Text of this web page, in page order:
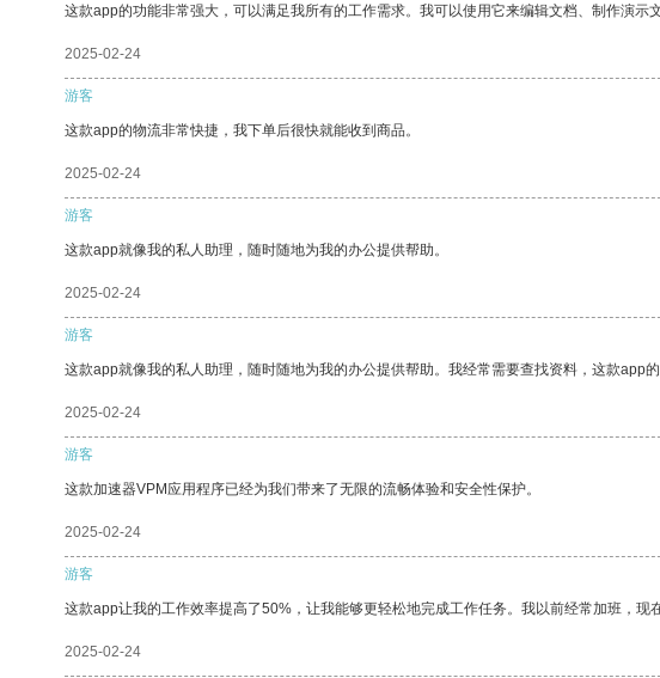
这款app的功能非常强大，可以满足我所有的工作需求。我可以使用它来编辑文档、制作演示
2025-02-24
游客
这款app的物流非常快捷，我下单后很快就能收到商品。
2025-02-24
游客
这款app就像我的私人助理，随时随地为我的办公提供帮助。
2025-02-24
游客
这款app就像我的私人助理，随时随地为我的办公提供帮助。我经常需要查找资料，这款app
2025-02-24
游客
这款加速器VPM应用程序已经为我们带来了无限的流畅体验和安全性保护。
2025-02-24
游客
这款app让我的工作效率提高了50%，让我能够更轻松地完成工作任务。我以前经常加班，现
2025-02-24